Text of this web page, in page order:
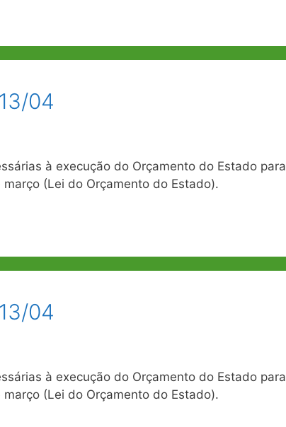
04
à execução do Orçamento do Estado para
(Lei do Orçamento do Estado).
04
à execução do Orçamento do Estado para
(Lei do Orçamento do Estado).